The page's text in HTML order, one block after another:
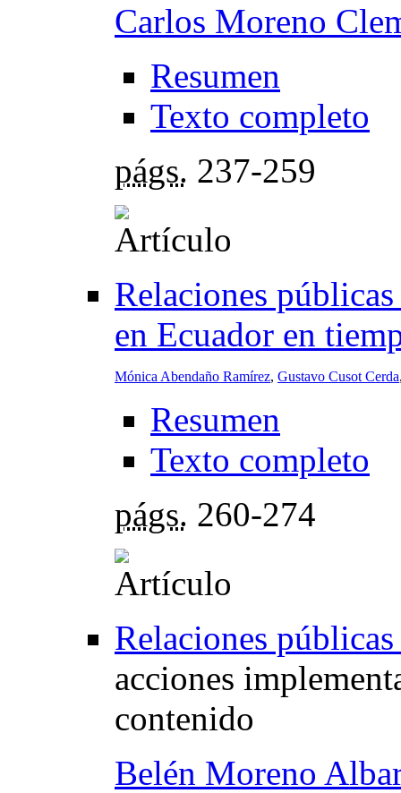
Carlos Moreno
Resumen
Texto completo
págs. 237-259
Relaciones
en Ecuador en
Mónica Abendaño Ramírez, Gustavo Cusot Cerda
Resumen
Texto completo
págs. 260-274
Relaciones
acciones
contenido
Belén Moreno